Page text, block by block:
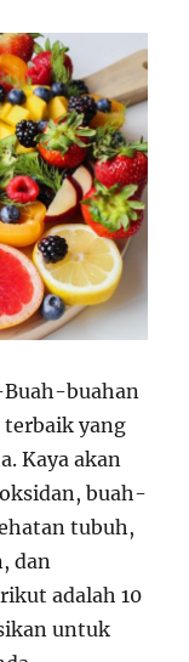
buahan
terbaik yang
Kaya akan
buah-
tubuh,
dan
adalah 10
untuk